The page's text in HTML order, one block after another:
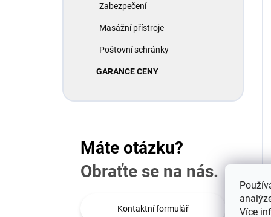
Více
Zabezpečení
Masážní přístroje
Poštovní schránky
GARANCE CENY
Máte otázku?
Obraťte se na nás.
Kontaktní formulář